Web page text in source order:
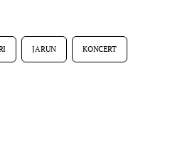
JARUN KONCERT